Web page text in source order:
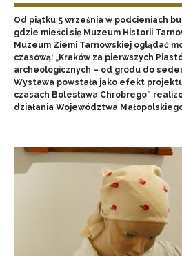
Od piątku 5 września w podcieniach
gdzie mieści się Muzeum Historii
Muzeum Ziemi Tarnowskiej oglądać
czasową: „Kraków za pierwszych
archeologicznych – od grodu do
Wystawa powstała jako efekt projektu
czasach Bolesława Chrobrego”
działania Województwa